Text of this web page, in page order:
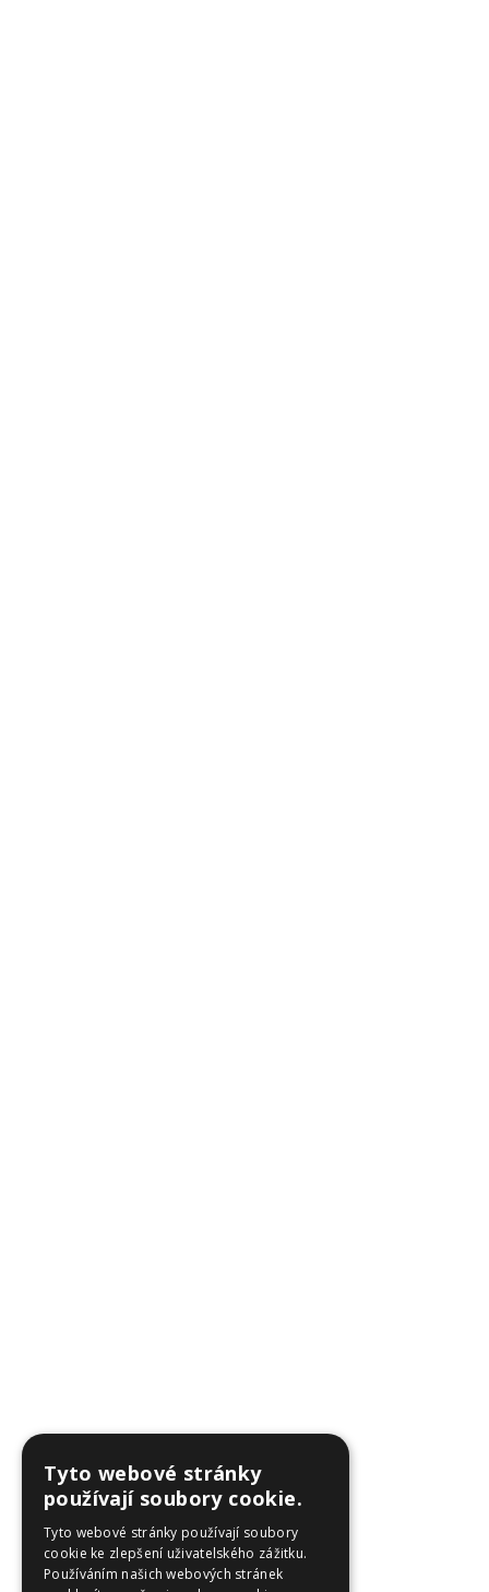
Tyto webové stránky
používají soubory cookie.
Tyto webové stránky používají soubory
cookie ke zlepšení uživatelského zážitku.
Používáním našich webových stránek